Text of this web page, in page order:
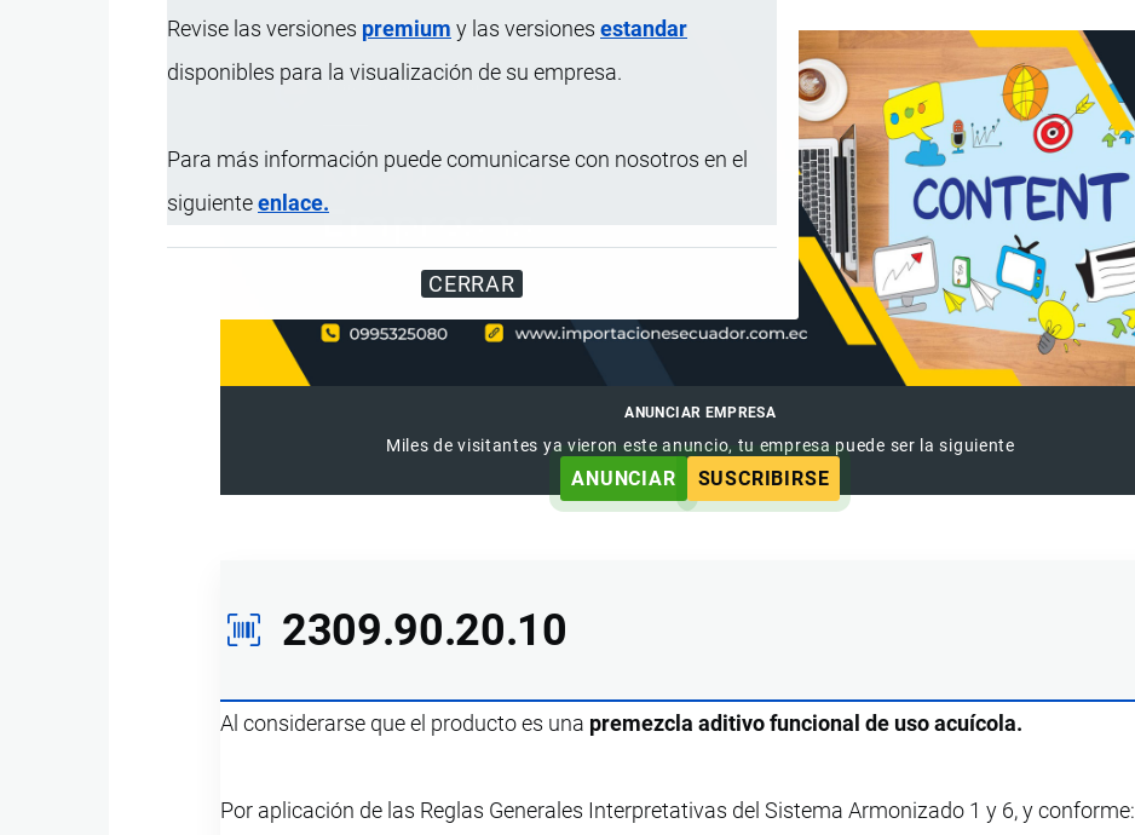
Revise las versiones premium y las versiones estandar
disponibles para la visualización de su empresa.
Para más información puede comunicarse con nosotros en el
siguienteenlace.
CERRAR
ANUNCIAR EMPRESA
Miles de visitantes ya vieron este anuncio, tu empresa puede ser la siguiente
ANUNCIAR SUSCRIBIRSE
2309.90.20.10
Al considerarse que el producto es una premezcla aditivo funcional de uso acuícola.
Por aplicación de las Reglas Generales Interpretativas del Sistema Armonizado 1 y 6, y conforme: